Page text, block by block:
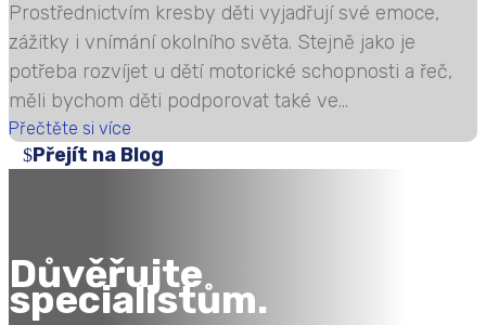
Prostřednictvím kresby děti vyjadřují své emoce,
zážitky i vnímání okolního světa. Stejně jako je
potřeba rozvíjet u dětí motorické schopnosti a řeč,
měli bychom děti podporovat také ve...
Přečtěte si více
Přejít na Blog
Důvěřujte
specialistům.